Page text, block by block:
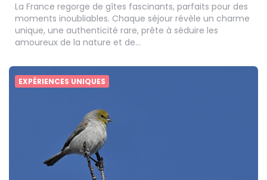
La France regorge de gîtes fascinants, parfaits pour des
moments inoubliables. Chaque séjour révèle un charme
unique, une authenticité rare, prête à séduire les
amoureux de la nature et de…
EXPÉRIENCES UNIQUES